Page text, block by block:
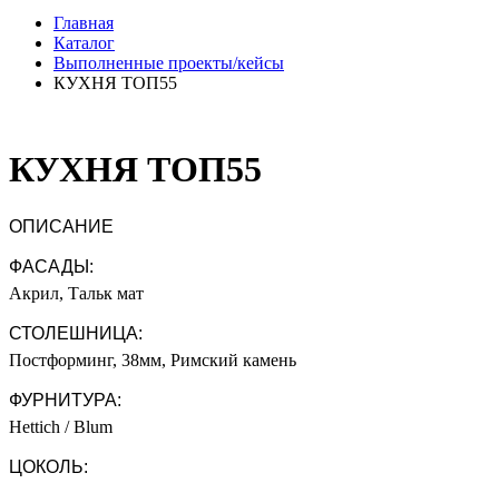
Главная
Каталог
Выполненные проекты/кейсы
КУХНЯ ТОП55
КУХНЯ ТОП55
ОПИСАНИЕ
ФАСАДЫ:
Акрил, Тальк мат
СТОЛЕШНИЦА:
Постформинг, 38мм, Римский камень
ФУРНИТУРА:
Hettich / Blum
ЦОКОЛЬ: